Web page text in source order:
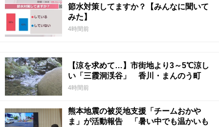
節水対策してますか？【みんなに聞いて
みた】
4時間前
【涼を求めて…】市街地より3～5℃涼し
い「三霞洞渓谷」 香川・まんのう町
4時間前
熊本地震の被災地支援「チームおかや
ま」が活動報告 「暑い中でも温かいも